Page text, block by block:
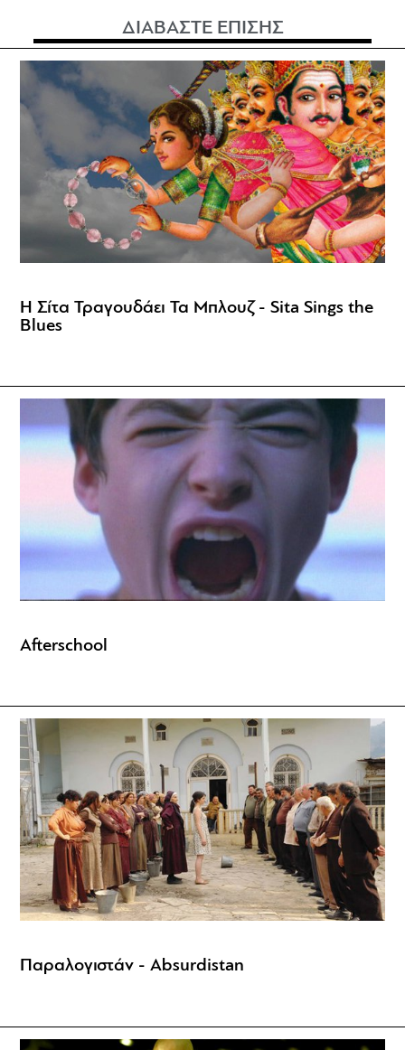
ΔΙΑΒΑΣΤΕ ΕΠΙΣΗΣ
Η Σίτα Τραγουδάει Τα Μπλουζ - Sita Sings the
Blues
Afterschool
Παραλογιστάν - Absurdistan